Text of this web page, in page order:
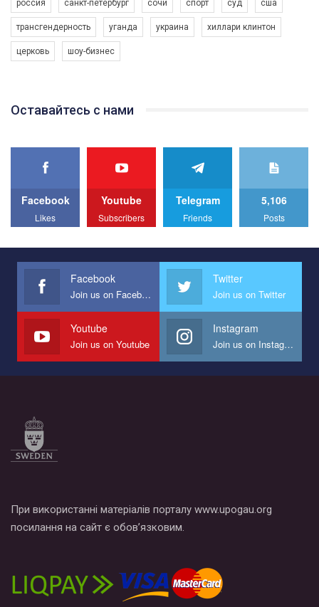
россия санкт-петербург сочи спорт суд сша
трансгендерность уганда украина хиллари клинтон
церковь шоу-бизнес
Оставайтесь с нами
Facebook
Likes
Youtube
Subscribers
Telegram
Friends
5,106
Posts
Facebook
Join us on Facebook
Twitter
Join us on Twitter
Youtube
Join us on Youtube
Instagram
Join us on Instagram
При використанні матеріалів порталу www.upogau.org
посилання на сайт є обов’язковим.